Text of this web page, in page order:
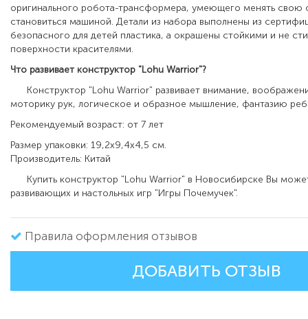
оригинального робота-трансформера, умеющего менять свою
становиться машиной. Детали из набора выполнены из
безопасного для детей пластика, а окрашены стойкими и не
поверхности красителями.
Что развивает конструктор "Lohu Warrior"?
Конструктор "Lohu Warrior" развивает внимание,
моторику рук, логическое и образное мышление, фантазию
Рекомендуемый возраст: от 7 лет
Размер упаковки: 19,2х9,4х4,5 см.
Производитель: Китай
Купить конструктор "Lohu Warrior" в Новосибирске Вы
развивающих и настольных игр "Игры Почемучек".
Правила оформления отзывов
ДОБАВИТЬ ОТЗЫВ